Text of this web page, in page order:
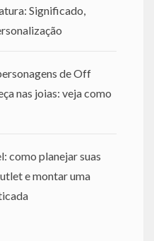
Significado,
de Off
nas joias: veja como
como planejar suas
e montar uma